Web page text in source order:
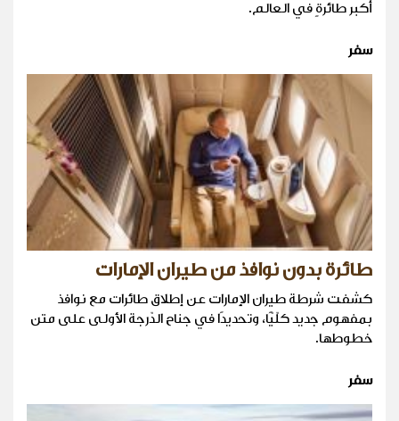
أكبر طائرةٍ في العالم.
سفر
طائرة بدون نوافذ من طيران الإمارات
كشفت شرطة طيران الإمارات عن إطلاق طائرات مع نوافذ
بمفهوم جديد كلّيًّا، وتحديدًا في جناح الدّرجة الأولى على متن
خطوطها.
سفر